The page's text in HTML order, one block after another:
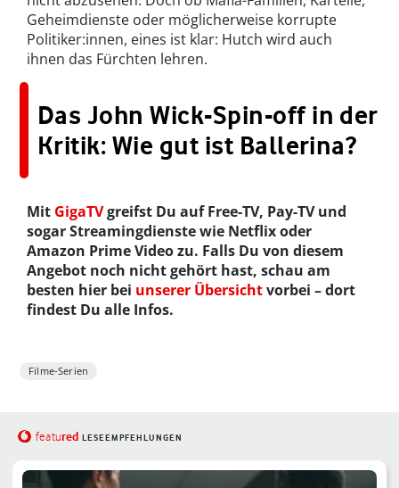
Geheimdienste oder möglicherweise korrupte
Politiker:innen, eines ist klar: Hutch wird auch
ihnen das Fürchten lehren.
Das John Wick-Spin-off in der
Kritik: Wie gut ist Ballerina?
Mit GigaTVgreifst Du auf Free-TV, Pay-TV und
sogar Streamingdienste wie Netflix oder
Amazon Prime Video zu. Falls Du von diesem
Angebot noch nicht gehört hast, schau am
besten hier bei unserer Übersichtvorbei – dort
findest Du alle Infos.
Filme-Serien
featured LESEEMPFEHLUNGEN